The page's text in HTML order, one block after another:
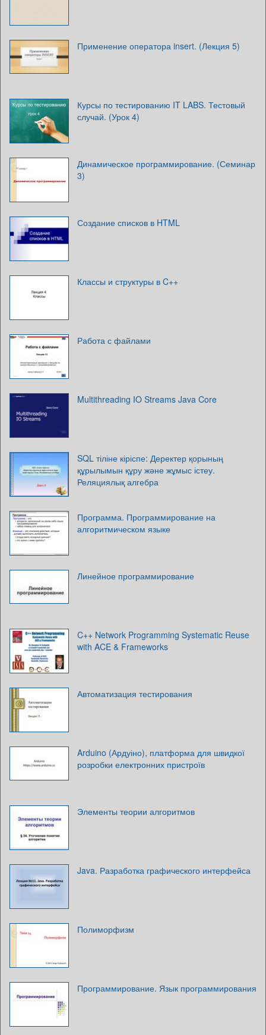
Применение оператора insert. (Лекция 5)
Курсы по тестированию IT LABS. Тестовый
случай. (Урок 4)
Динамическое программирование. (Семинар
3)
Создание списков в HTML
Классы и структуры в C++
Работа с файлами
Multithreading IO Streams Java Core
SQL тіліне кіріспе: Деректер қорының
құрылымын құру және жұмыс істеу.
Реляциялық алгебра
Программа. Программирование на
алгоритмическом языке
Линейное программирование
C++ Network Programming Systematic Reuse
with ACE & Frameworks
Автоматизация тестирования
Arduino (Ардуіно), платформа для швидкої
розробки електронних пристроїв
Элементы теории алгоритмов
Java. Разработка графического интерфейса
Полиморфизм
Программирование. Язык программирования